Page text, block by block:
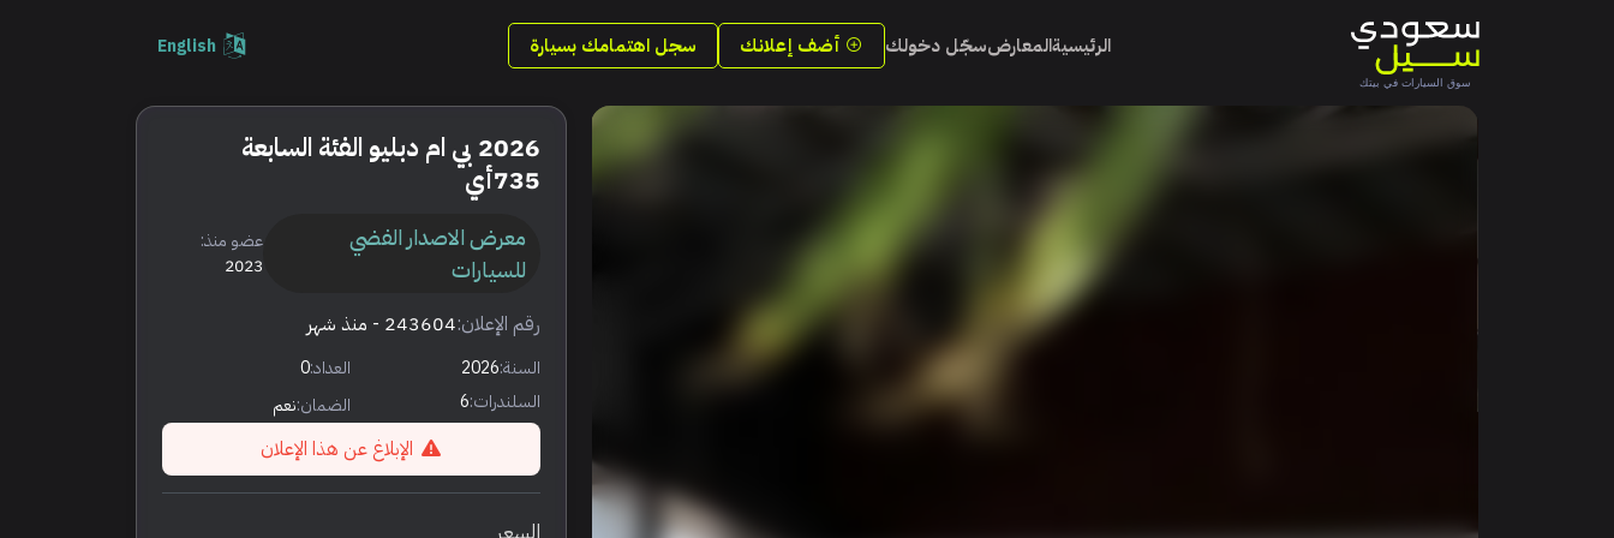
الرئيسيةالمعارضسجّل دخولك أضف إعلانك سجل اهتمامك بسيارة English
2026 بي ام دبليو الفئة السابعة
735أي
معرض الاصدار الفضي
للسيارات
عضو منذ:
2023
رقم الإعلان:243604 - منذ شهر
السنة:2026 العداد:0
السلندرات:6 الضمان:نعم
الإبلاغ عن هذا الإعلان
السعر